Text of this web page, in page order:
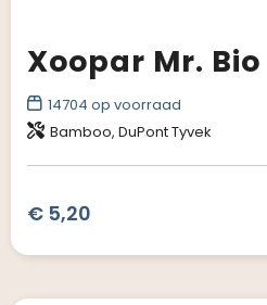
14704 op voorraad
Bamboo, DuPont Tyvek
€ 5,20